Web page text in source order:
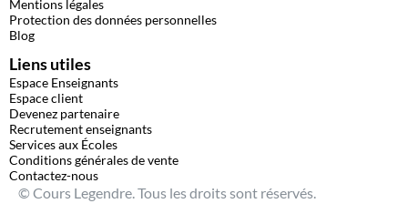
Mentions légales
Protection des données personnelles
Blog
Liens utiles
Espace Enseignants
Espace client
Devenez partenaire
Recrutement enseignants
Services aux Écoles
Conditions générales de vente
Contactez-nous
© Cours Legendre. Tous les droits sont réservés.